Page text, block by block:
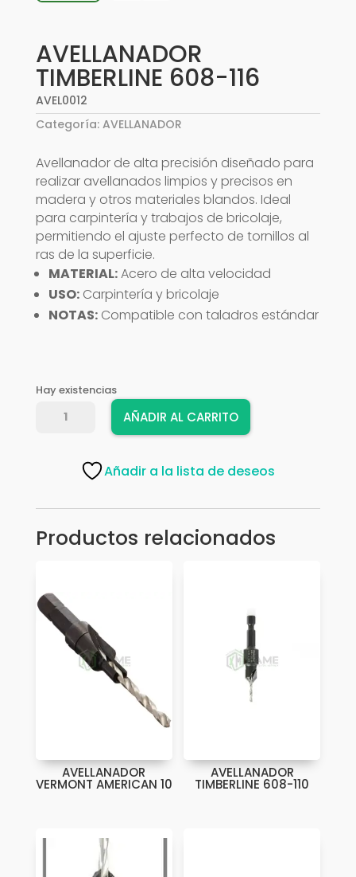
AVELLANADOR
TIMBERLINE 608-116
AVEL0012
Categoría: AVELLANADOR
Avellanador de alta precisión diseñado para
realizar avellanados limpios y precisos en
madera y otros materiales blandos. Ideal
para carpintería y trabajos de bricolaje,
permitiendo el ajuste perfecto de tornillos al
ras de la superficie.
MATERIAL:Acero de alta velocidad
USO:Carpintería y bricolaje
NOTAS:Compatible con taladros estándar
Hay existencias
AVELLANADOR
cantidad
AÑADIR AL CARRITO
Añadir a la lista de deseos
Productos relacionados
AVELLANADOR
VERMONT AMERICAN 10
AVELLANADOR
TIMBERLINE 608-110